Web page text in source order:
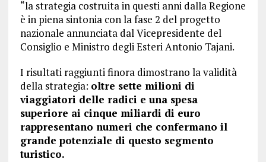
“la strategia costruita in questi anni dalla Regione
è in piena sintonia con la fase 2 del progetto
nazionale annunciata dal Vicepresidente del
Consiglio e Ministro degli Esteri Antonio Tajani.
I risultati raggiunti finora dimostrano la validità
della strategia: oltre sette milioni di
viaggiatori delle radici e una spesa
superiore ai cinque miliardi di euro
rappresentano numeri che confermano il
grande potenziale di questo segmento
turistico.